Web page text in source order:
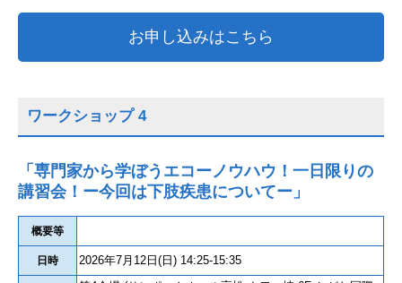
お申し込みはこちら
ワークショップ 4
「専門家から学ぼうエコーノウハウ！一日限りの
講習会！ー今回は下肢疾患についてー」
概要等
日時
2026年7月12日(日) 14:25-15:35